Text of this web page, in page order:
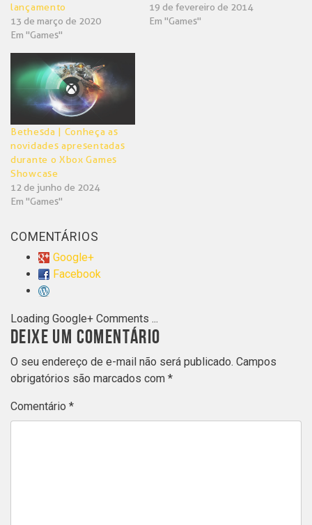
lançamento
13 de março de 2020
Em "Games"
19 de fevereiro de 2014
Em "Games"
Bethesda | Conheça as
novidades apresentadas
durante o Xbox Games
Showcase
12 de junho de 2024
Em "Games"
COMENTÁRIOS
Google+
Facebook
Loading Google+ Comments ...
DEIXE UM COMENTÁRIO
O seu endereço de e-mail não será publicado. Campos
obrigatórios são marcados com *
Comentário *